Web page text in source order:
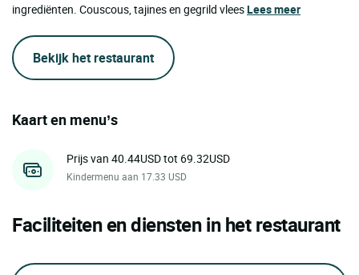
ingrediënten. Couscous, tajines en gegrild vleesLees meer
Bekijk het restaurant
Kaart en menu’s
Prijs van 40.44USD tot 69.32USD
Kindermenu aan 17.33 USD
Faciliteiten en diensten in het restaurant